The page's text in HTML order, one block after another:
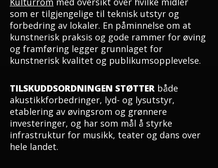
som er tilgjengelige til teknisk utstyr og
forbedring av lokaler. En påminnelse om at
kunstnerisk praksis og gode rammer for øving
og framføring legger grunnlaget for
kunstnerisk kvalitet og publikumsopplevelse.
TILSKUDDSORDNINGEN STØTTER både
akustikkforbedringer, lyd- og lysutstyr,
etablering av øvingsrom og grønnere
investeringer, og har som mål å styrke
infrastruktur for musikk, teater og dans over
hele landet.